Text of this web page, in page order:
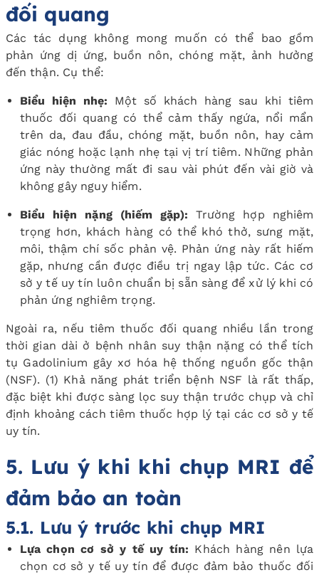
đối quang
Các tác dụng không mong muốn có thể bao gồm
phản ứng dị ứng, buồn nôn, chóng mặt, ảnh hưởng
đến thận. Cụ thể:
Biểu hiện nhẹ: Một số khách hàng sau khi tiêm
thuốc đối quang có thể cảm thấy ngứa, nổi mẩn
trên da, đau đầu, chóng mặt, buồn nôn, hay cảm
giác nóng hoặc lạnh nhẹ tại vị trí tiêm. Những phản
ứng này thường mất đi sau vài phút đến vài giờ và
không gây nguy hiểm.
Biểu hiện nặng (hiếm gặp): Trường hợp nghiêm
trọng hơn, khách hàng có thể khó thở, sưng mặt,
môi, thậm chí sốc phản vệ. Phản ứng này rất hiếm
gặp, nhưng cần được điều trị ngay lập tức. Các cơ
sở y tế uy tín luôn chuẩn bị sẵn sàng để xử lý khi có
phản ứng nghiêm trọng.
Ngoài ra, nếu tiêm thuốc đối quang nhiều lần trong
thời gian dài ở bệnh nhân suy thận nặng có thể tích
tụ Gadolinium gây xơ hóa hệ thống nguồn gốc thận
(NSF). (1) Khả năng phát triển bệnh NSF là rất thấp,
đặc biệt khi được sàng lọc suy thận trước chụp và chỉ
định khoảng cách tiêm thuốc hợp lý tại các cơ sở y tế
uy tín.
5. Lưu ý khi khi chụp MRI để
đảm bảo an toàn
5.1. Lưu ý trước khi chụp MRI
Lựa chọn cơ sở y tế uy tín: Khách hàng nên lựa
chọn cơ sở y tế uy tín để được đảm bảo thuốc đối